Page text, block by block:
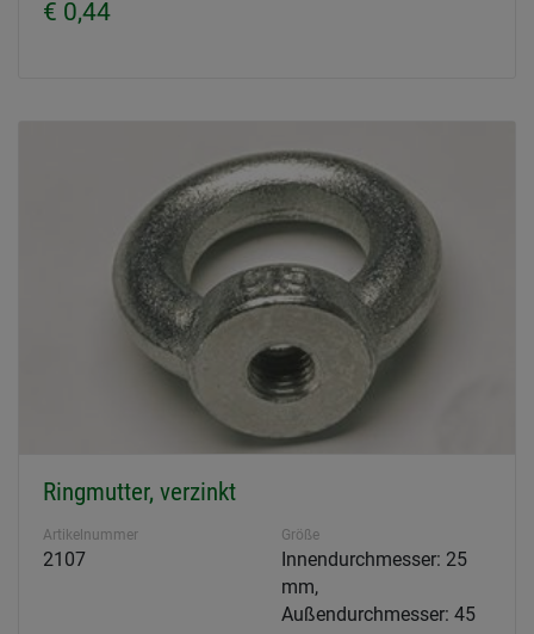
€ 0,44
Ringmutter, verzinkt
Artikelnummer
2107
Größe
Innendurchmesser: 25
mm,
Außendurchmesser: 45